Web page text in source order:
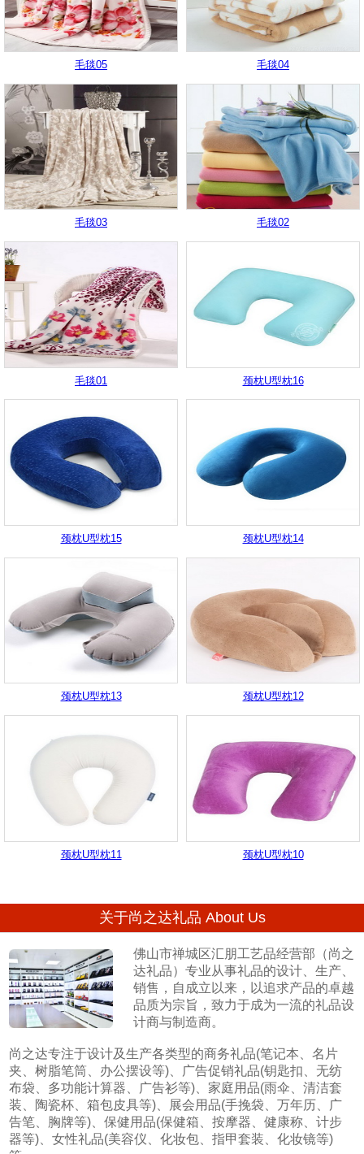
毛毯05 毛毯04
毛毯03 毛毯02
毛毯01 颈枕U型枕16
颈枕U型枕15 颈枕U型枕14
颈枕U型枕13 颈枕U型枕12
颈枕U型枕11 颈枕U型枕10
关于尚之达礼品 About Us
佛山市禅城区汇朋工艺品经营部（尚之
达礼品）专业从事礼品的设计、生产、
销售，自成立以来，以追求产品的卓越
品质为宗旨，致力于成为一流的礼品设
计商与制造商。
尚之达专注于设计及生产各类型的商务礼品(笔记本、名片
夹、树脂笔筒、办公摆设等)、广告促销礼品(钥匙扣、无纺
布袋、多功能计算器、广告衫等)、家庭用品(雨伞、清洁套
装、陶瓷杯、箱包皮具等)、展会用品(手挽袋、万年历、广
告笔、胸牌等)、保健用品(保健箱、按摩器、健康称、计步
器等)、女性礼品(美容仪、化妆包、指甲套装、化妆镜等)